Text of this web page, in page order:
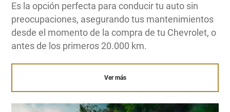
Es la opción perfecta para conducir tu auto sin
preocupaciones, asegurando tus mantenimientos
desde el momento de la compra de tu Chevrolet, o
antes de los primeros 20.000 km.
Ver más